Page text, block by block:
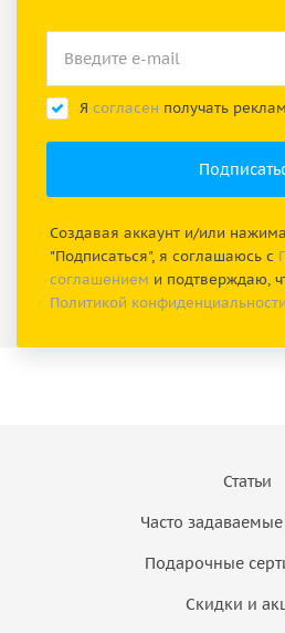
Я согласен получать
Создавая аккаунт и/или
"Подписаться", я соглашаюсь с
соглашением и подтверждаю,
Политикой конфиденциальности
Статьи
Часто
Подарочные
Скидки и